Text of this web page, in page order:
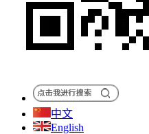
中文
English